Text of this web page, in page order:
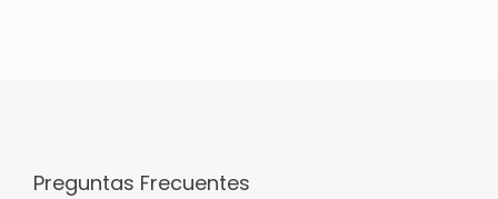
Preguntas Frecuentes